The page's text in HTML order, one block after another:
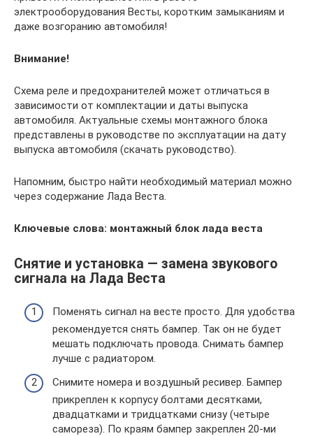
электрооборудования Весты, коротким замыканиям и
даже возгоранию автомобиля!
Внимание!
Схема реле и предохранителей может отличаться в
зависимости от комплектации и даты выпуска
автомобиля. Актуальные схемы монтажного блока
представлены в руководстве по эксплуатации на дату
выпуска автомобиля (скачать руководство).
Напомним, быстро найти необходимый материал можно
через содержание Лада Веста.
Ключевые слова: монтажный блок лада веста
Снятие и установка — замена звукового
сигнала на Лада Веста
Поменять сигнал на весте просто. Для удобства
рекомендуется снять бампер. Так он не будет
мешать подключать провода. Снимать бампер
лучше с радиатором.
Снимите номера и воздушный ресивер. Бампер
прикреплен к корпусу болтами десятками,
двадцатками и тридцатками снизу (четыре
самореза). По краям бампер закреплен 20-ми